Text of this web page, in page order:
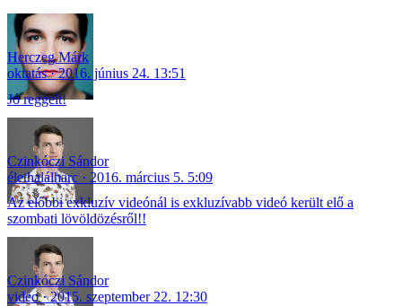
Herczeg Márk
oktatás
2016. június 24. 13:51
Jó reggelt!
Czinkóczi Sándor
élethalálharc
2016. március 5. 5:09
Az előbbi exkluzív videónál is exkluzívabb videó került elő a
szombati lövöldözésről!!
Czinkóczi Sándor
video
2015. szeptember 22. 12:30